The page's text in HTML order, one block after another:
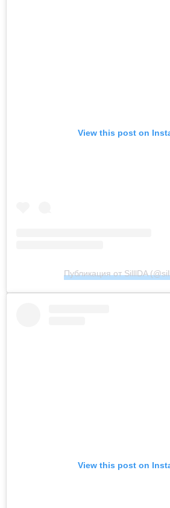
View this post on
Публикация от SilllDA
View this post on